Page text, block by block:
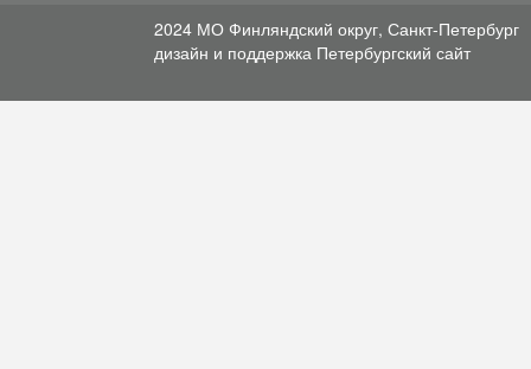
2024 МО Финляндский округ, Санкт-Петербург
дизайн и поддержка Петербургский сайт